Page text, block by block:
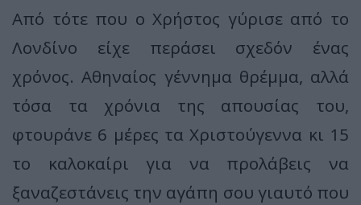
Από τότε που ο Χρήστος γύρισε από το
Λονδίνο είχε περάσει σχεδόν ένας
χρόνος. Αθηναίος γέννημα θρέμμα, αλλά
τόσα τα χρόνια της απουσίας του,
φτουράνε 6 μέρες τα Χριστούγεννα κι 15
το καλοκαίρι για να προλάβεις να
ξαναζεστάνεις την αγάπη σου γιαυτό που